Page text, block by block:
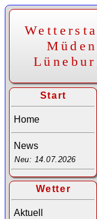
Start
Home
News
Neu: 14.07.2026
Wetter
Aktuell